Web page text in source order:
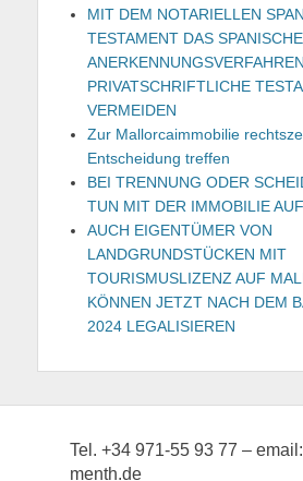
MIT DEM NOTARIELLEN
TESTAMENT DAS SPANISCHE
PRIVATSCHRIFTLICHE
VERMEIDEN
Zur Mallorcaimmobilie
Entscheidung treffen
BEI TRENNUNG ODER
TUN MIT DER IMMOBILIE
AUCH EIGENTÜMER VON
LANDGRUNDSTÜCKEN MIT
TOURISMUSLIZENZ AUF
KÖNNEN JETZT NACH DEM
2024 LEGALISIEREN
Tel. +34 971-55 93 77 –
menth.de